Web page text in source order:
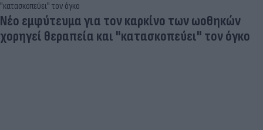
Νέο εμφύτευμα για τον καρκίνο των ωοθηκών
χορηγεί θεραπεία και "κατασκοπεύει" τον όγκο